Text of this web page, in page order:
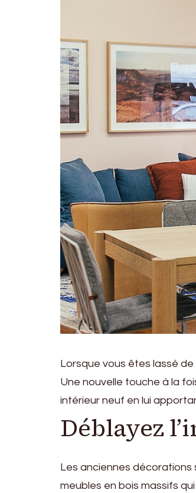
Lorsque vous êtes lassé
Une nouvelle touche à la
intérieur neuf en lui
Déblayez
Les anciennes décorations
meubles en bois massifs